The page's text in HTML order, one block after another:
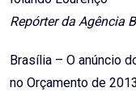
Repórter da Agência
Brasília – O anúncio
no Orçamento de